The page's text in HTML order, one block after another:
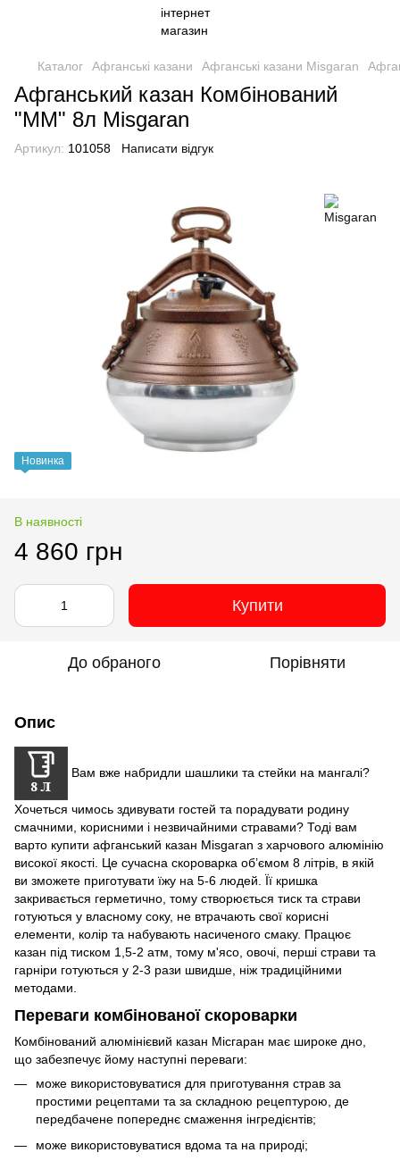
Каталог Афганські казани Афганські казани Misgaran
Афганський казан Комбінований
"ММ" 8л Misgaran
Артикул: 101058 Написати відгук
Новинка
В наявності
4 860 грн
Купити
До обраного Порівняти
Опис
Вам вже набридли шашлики та стейки на мангалі?
Хочеться чимось здивувати гостей та порадувати родину
смачними, корисними і незвичайними стравами? Тоді вам
варто купити афганський казан Misgaran з харчового алюмінію
високої якості. Це сучасна скороварка об’ємом 8 літрів, в якій
ви зможете приготувати їжу на 5-6 людей. Її кришка
закривається герметично, тому створюється тиск та страви
готуються у власному соку, не втрачають свої корисні
елементи, колір та набувають насиченого смаку. Працює
казан під тиском 1,5-2 атм, тому м'ясо, овочі, перші страви та
гарніри готуються у 2-3 рази швидше, ніж традиційними
методами.
Переваги комбінованої скороварки
Комбінований алюмінієвий казан Місгаран має широке дно,
що забезпечує йому наступні переваги:
може використовуватися для приготування страв за
простими рецептами та за складною рецептурою, де
передбачене попереднє смаження інгредієнтів;
може використовуватися вдома та на природі;